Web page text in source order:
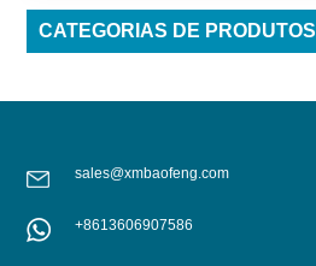
CATEGORIAS DE PRODUTOS
sales@xmbaofeng.com
+8613606907586